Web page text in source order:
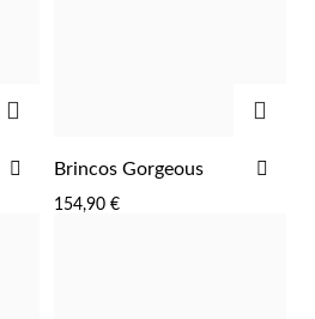
ADICIONAR
FAVORITOS
Brincos Gorgeous
154,90 €